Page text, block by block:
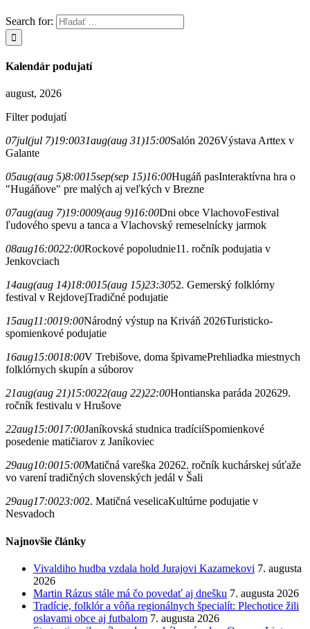
Search for:
Kalendár podujatí
august, 2026
Filter podujatí
07jul(jul 7)19:0031aug(aug 31)15:00Salón 2026Výstava Arttex v
Galante
05aug(aug 5)8:0015sep(sep 15)16:00Hugáň pasInteraktívna hra o
"Hugáňove" pre malých aj veľkých v Brezne
07aug(aug 7)19:0009(aug 9)16:00Dni obce VlachovoFestival
ľudového spevu a tanca a Vlachovský remeselnícky jarmok
08aug16:0022:00Rockové popoludnie11. ročník podujatia v
Jenkovciach
14aug(aug 14)18:0015(aug 15)23:3052. Gemerský folklórny
festival v RejdovejTradičné podujatie
15aug11:0019:00Národný výstup na Kriváň 2026Turisticko-
spomienkové podujatie
16aug15:0018:00V Trebišove, doma špivamePrehliadka miestnych
folklórnych skupín a súborov
21aug(aug 21)15:0022(aug 22)22:00Hontianska paráda 202629.
ročník festivalu v Hrušove
22aug15:0017:00Janíkovská studnica tradíciíSpomienkové
posedenie matičiarov z Janíkoviec
29aug10:0015:00Matičná vareška 20262. ročník kuchárskej súťaže
vo varení tradičných slovenských jedál v Šali
29aug17:0023:002. Matičná veselicaKultúrne podujatie v
Nesvadoch
Najnovšie články
Vivaldiho hudba vzdala hold Jurajovi Kazamekovi 7. augusta
2026
Martin Rázus stále má čo povedať aj dnešku 7. augusta 2026
Tradície, folklór a vôňa regionálnych špecialít: Plechotice žili
oslavami obce aj futbalom 7. augusta 2026